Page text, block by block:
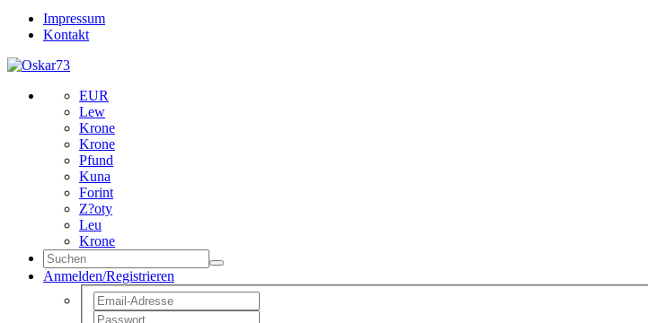
Impressum
Kontakt
EUR
Lew
Krone
Krone
Pfund
Kuna
Forint
Z?oty
Leu
Krone
Anmelden/Registrieren